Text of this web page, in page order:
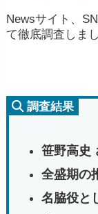
Newsサイト、
て徹底調査しまし
調査結果
笹野高史
全盛期の
名脇役と